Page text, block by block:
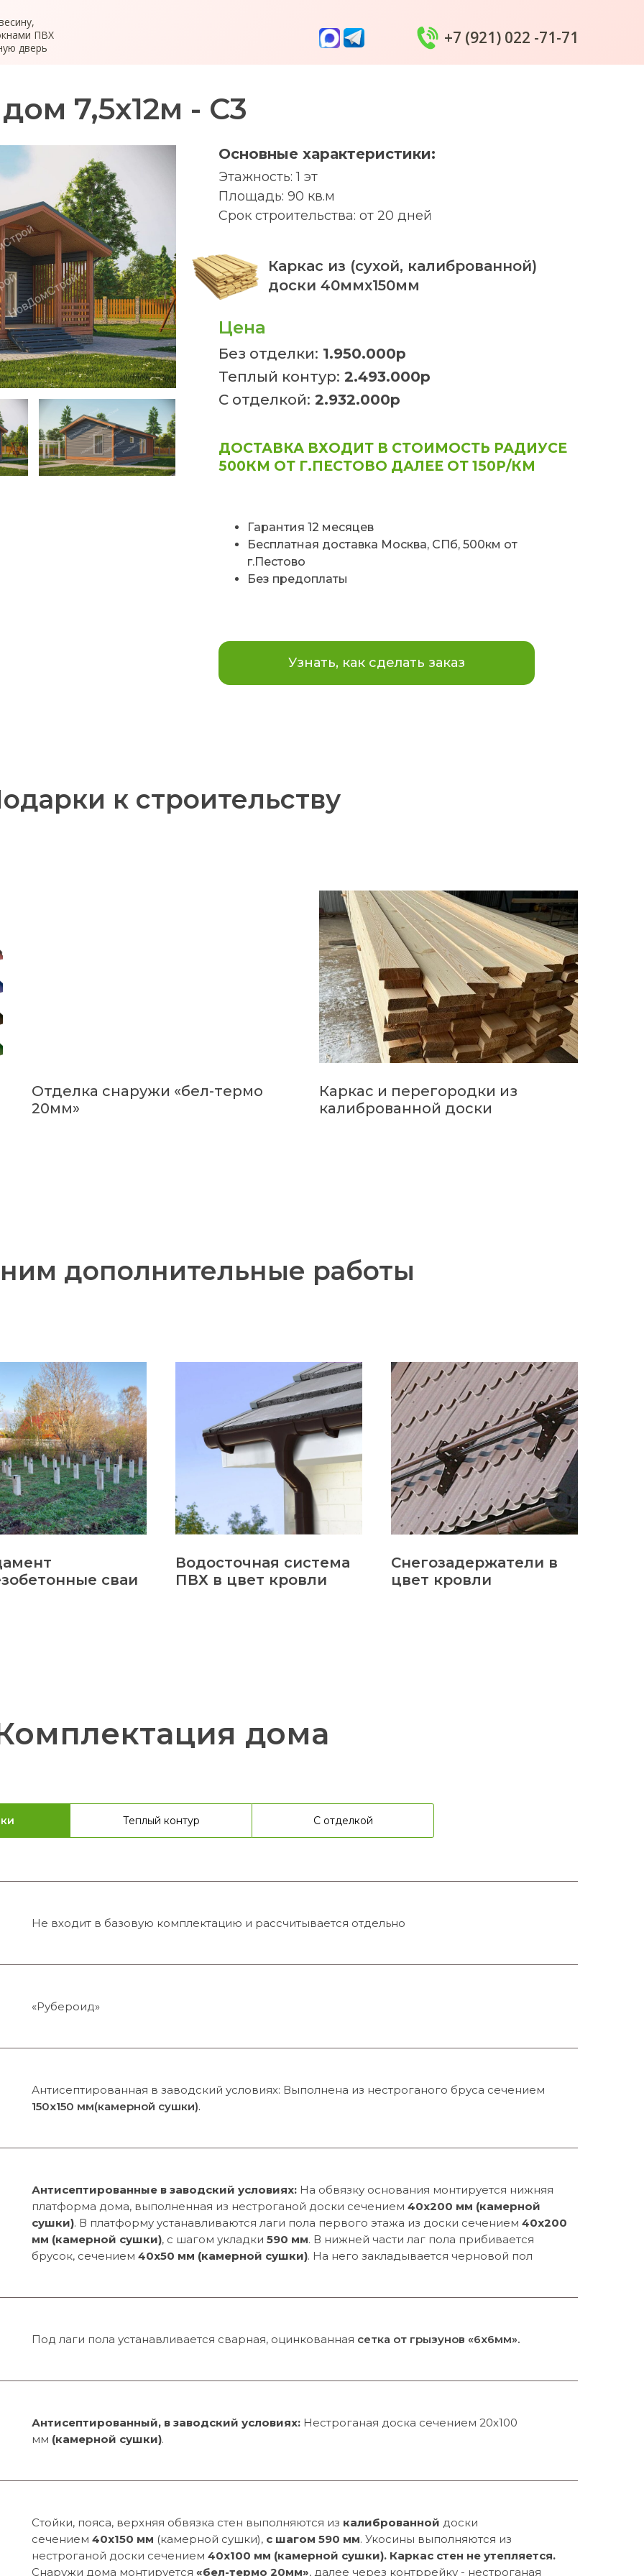
+7 (921) 022 -71-71
ПВХ
дверь
7,5х12м - С3
Основные характеристики:
Этажность: 1 эт
Площадь: 90 кв.м
Срок строительства: от 20 дней
Без отделки: 1.950.000р
Теплый контур: 2.493.000р
Каркас из (сухой, калиброванной)
доски 40ммх150мм
С отделкой: 2.932.000р
Узнать, как сделать заказ
Гарантия 12 месяцев
Бесплатная доставка Москва, СПб, 500км от
г.Пестово
Без предоплаты
ДОСТАВКА ВХОДИТ В СТОИМОСТЬ РАДИУСЕ
500КМ ОТ Г.ПЕСТОВО ДАЛЕЕ ОТ 150Р/КМ
Цена
к строительству
Отделка снаружи «бел-термо
20мм»
Каркас и перегородки из
калиброванной доски
дополнительные работы
сваи
Водосточная система
ПВХ в цвет кровли
Снегозадержатели в
цвет кровли
дома
Теплый контур С отделкой
Не входит в базовую комплектацию и рассчитывается отдельно
«Рубероид»
Антисептированная в заводский условиях: Выполнена из нестроганого бруса сечением
150х150 мм(камерной сушки).
Антисептированные в заводский условиях: На обвязку основания монтируется нижняя
платформа дома, выполненная из нестроганой доски сечением 40х200 мм (камерной
сушки). В платформу устанавливаются лаги пола первого этажа из доски сечением 40х200
мм (камерной сушки), с шагом укладки 590 мм. В нижней части лаг пола прибивается
брусок, сечением 40х50 мм (камерной сушки). На него закладывается черновой пол
Под лаги пола устанавливается сварная, оцинкованная сетка от грызунов «6х6мм».
Антисептированный, в заводский условиях: Нестроганая доска сечением 20х100
мм (камерной сушки).
Стойки, пояса, верхняя обвязка стен выполняются из калиброванной доски
сечением 40х150 мм (камерной сушки), с шагом 590 мм. Укосины выполняются из
нестроганой доски сечением 40х100 мм (камерной сушки). Каркас стен не утепляется.
Снаружи дома монтируется «бел-термо 20мм», далее через контррейку - нестроганая